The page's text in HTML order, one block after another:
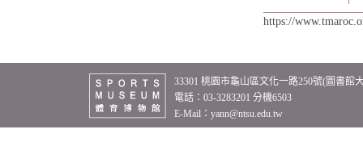
https://
33301 桃園市龜山區文化一路250號(圖書館
電話：03-3283201 分機6503
E-Mail： yann@ntsu.edu.tw